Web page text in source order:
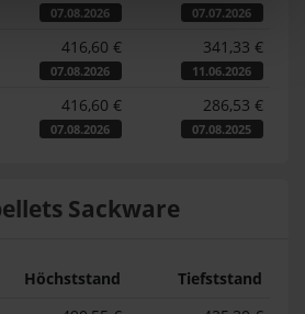
07.08.2026 07.07.2026
416,60 €
07.08.2026
341,33 €
11.06.2026
416,60 €
07.08.2026
286,53 €
07.08.2025
Sackware
Höchststand
Tiefststand